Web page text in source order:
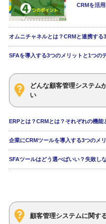
CRMを活
オムニチャネルとは？CRMと連携する
SFAを導入する3つのメリットと1つの
どんな顧客管理システム
い
ERPとは？CRMとは？それぞれの機能
企業にCRMツールを導入する3つのメ
SFAツールはどう選べばいい？失敗し
顧客管理システムに関す